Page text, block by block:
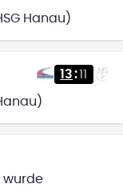
Hanau)
13:11
wurde